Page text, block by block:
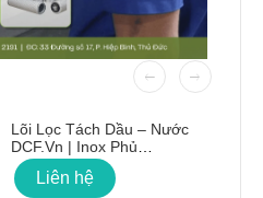
Lõi Lọc Tách Dầu – Nước
DCF.vn | Inox Phủ
PTFE/Teflon
Liên hệ